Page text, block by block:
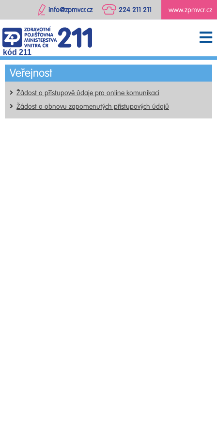
www.zpmvcr.cz
224 211 211
info@zpmvcr.cz
kód 211
Veřejnost
Žádost o přístupové údaje pro online komunikaci
Žádost o obnovu zapomenutých přístupových údajů